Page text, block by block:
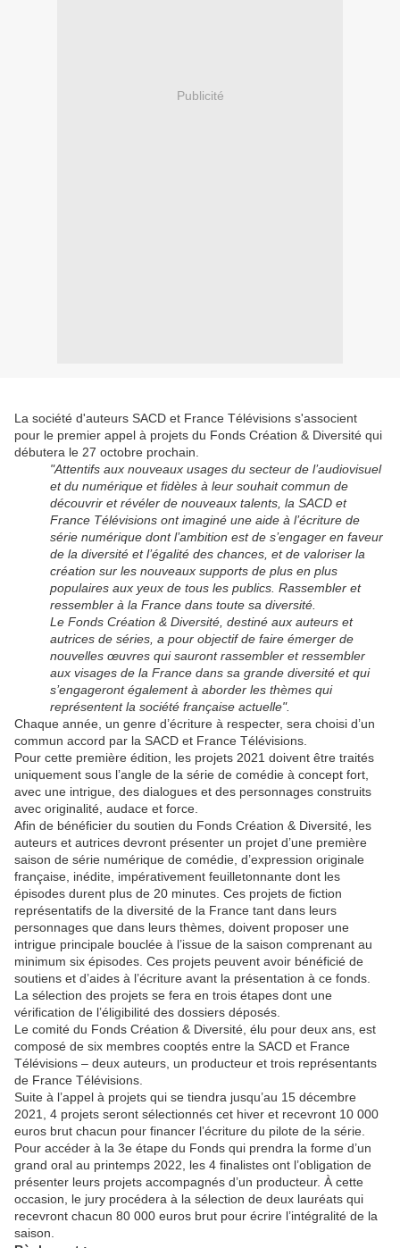
Publicité
La société d'auteurs SACD et France Télévisions s'associent
pour le premier appel à projets du Fonds Création & Diversité qui
débutera le 27 octobre prochain.
"Attentifs aux nouveaux usages du secteur de l’audiovisuel
et du numérique et fidèles à leur souhait commun de
découvrir et révéler de nouveaux talents, la SACD et
France Télévisions ont imaginé une aide à l’écriture de
série numérique dont l’ambition est de s’engager en faveur
de la diversité et l’égalité des chances, et de valoriser la
création sur les nouveaux supports de plus en plus
populaires aux yeux de tous les publics. Rassembler et
ressembler à la France dans toute sa diversité.
Le Fonds Création & Diversité, destiné aux auteurs et
autrices de séries, a pour objectif de faire émerger de
nouvelles œuvres qui sauront rassembler et ressembler
aux visages de la France dans sa grande diversité et qui
s’engageront également à aborder les thèmes qui
représentent la société française actuelle".
Chaque année, un genre d’écriture à respecter, sera choisi d’un
commun accord par la SACD et France Télévisions.
Pour cette première édition, les projets 2021 doivent être traités
uniquement sous l’angle de la série de comédie à concept fort,
avec une intrigue, des dialogues et des personnages construits
avec originalité, audace et force.
Afin de bénéficier du soutien du Fonds Création & Diversité, les
auteurs et autrices devront présenter un projet d’une première
saison de série numérique de comédie, d’expression originale
française, inédite, impérativement feuilletonnante dont les
épisodes durent plus de 20 minutes. Ces projets de fiction
représentatifs de la diversité de la France tant dans leurs
personnages que dans leurs thèmes, doivent proposer une
intrigue principale bouclée à l’issue de la saison comprenant au
minimum six épisodes. Ces projets peuvent avoir bénéficié de
soutiens et d’aides à l’écriture avant la présentation à ce fonds.
La sélection des projets se fera en trois étapes dont une
vérification de l’éligibilité des dossiers déposés.
Le comité du Fonds Création & Diversité, élu pour deux ans, est
composé de six membres cooptés entre la SACD et France
Télévisions – deux auteurs, un producteur et trois représentants
de France Télévisions.
Suite à l’appel à projets qui se tiendra jusqu’au 15 décembre
2021, 4 projets seront sélectionnés cet hiver et recevront 10 000
euros brut chacun pour financer l’écriture du pilote de la série.
Pour accéder à la 3e étape du Fonds qui prendra la forme d’un
grand oral au printemps 2022, les 4 finalistes ont l’obligation de
présenter leurs projets accompagnés d’un producteur. À cette
occasion, le jury procédera à la sélection de deux lauréats qui
recevront chacun 80 000 euros brut pour écrire l’intégralité de la
saison.